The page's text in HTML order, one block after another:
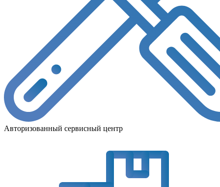
Авторизованный сервисный центр